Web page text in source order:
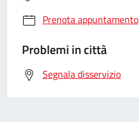
Prenota appuntamento
Problemi in città
Segnala disservizio